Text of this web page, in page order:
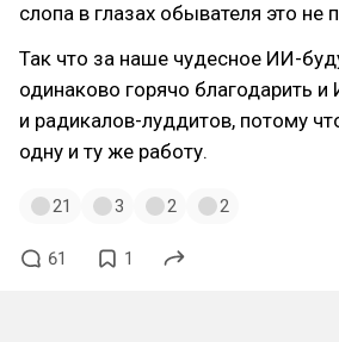
слопа в глазах обывателя это не
Так что за наше чудесное ИИ-
одинаково горячо благодарить и
и радикалов-луддитов, потому
одну и ту же работу.
21 3 2 2
61 1